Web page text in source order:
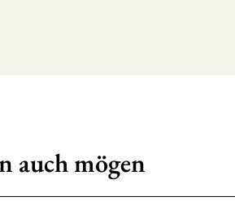
auch mögen